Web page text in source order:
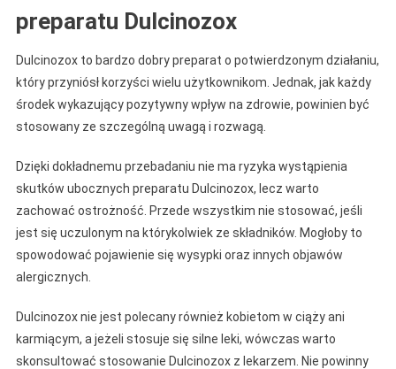
preparatu Dulcinozox
Dulcinozox to bardzo dobry preparat o potwierdzonym działaniu,
który przyniósł korzyści wielu użytkownikom. Jednak, jak każdy
środek wykazujący pozytywny wpływ na zdrowie, powinien być
stosowany ze szczególną uwagą i rozwagą.
Dzięki dokładnemu przebadaniu nie ma ryzyka wystąpienia
skutków ubocznych preparatu Dulcinozox, lecz warto
zachować ostrożność. Przede wszystkim nie stosować, jeśli
jest się uczulonym na którykolwiek ze składników. Mogłoby to
spowodować pojawienie się wysypki oraz innych objawów
alergicznych.
Dulcinozox nie jest polecany również kobietom w ciąży ani
karmiącym, a jeżeli stosuje się silne leki, wówczas warto
skonsultować stosowanie Dulcinozox z lekarzem. Nie powinny